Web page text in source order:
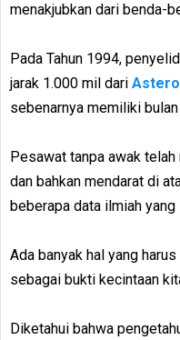
menakjubkan dari benda-
Pada Tahun 1994,
jarak 1.000 mil dari
sebenarnya memiliki
Pesawat tanpa awak
dan bahkan mendarat di
beberapa data ilmiah
Ada banyak hal yang
sebagai bukti kecintaan
Diketahui bahwa